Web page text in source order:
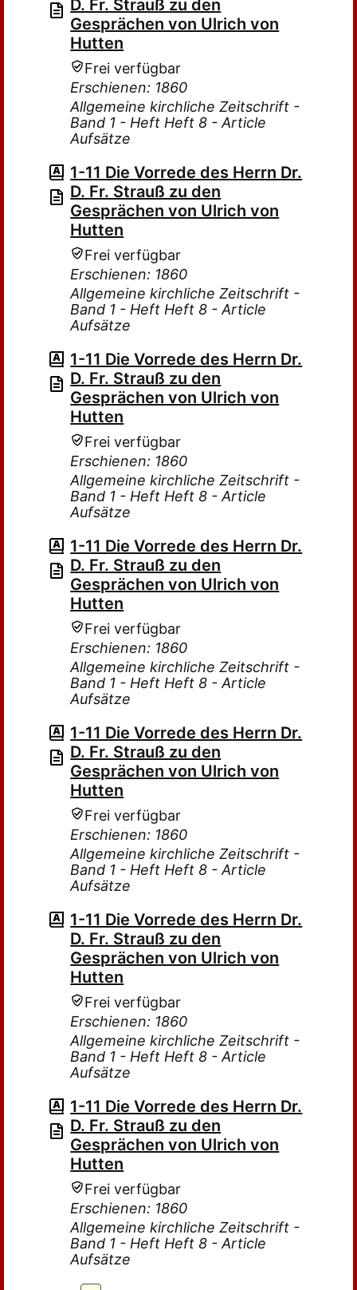
D. Fr. Strauß zu den
Gesprächen von Ulrich von
Hutten
Frei verfügbar
Erschienen: 1860
Allgemeine kirchliche Zeitschrift -
Band 1 - Heft Heft 8 - Article
Aufsätze
1-11 Die Vorrede des Herrn Dr.
D. Fr. Strauß zu den
Gesprächen von Ulrich von
Hutten
Frei verfügbar
Erschienen: 1860
Allgemeine kirchliche Zeitschrift -
Band 1 - Heft Heft 8 - Article
Aufsätze
1-11 Die Vorrede des Herrn Dr.
D. Fr. Strauß zu den
Gesprächen von Ulrich von
Hutten
Frei verfügbar
Erschienen: 1860
Allgemeine kirchliche Zeitschrift -
Band 1 - Heft Heft 8 - Article
Aufsätze
1-11 Die Vorrede des Herrn Dr.
D. Fr. Strauß zu den
Gesprächen von Ulrich von
Hutten
Frei verfügbar
Erschienen: 1860
Allgemeine kirchliche Zeitschrift -
Band 1 - Heft Heft 8 - Article
Aufsätze
1-11 Die Vorrede des Herrn Dr.
D. Fr. Strauß zu den
Gesprächen von Ulrich von
Hutten
Frei verfügbar
Erschienen: 1860
Allgemeine kirchliche Zeitschrift -
Band 1 - Heft Heft 8 - Article
Aufsätze
1-11 Die Vorrede des Herrn Dr.
D. Fr. Strauß zu den
Gesprächen von Ulrich von
Hutten
Frei verfügbar
Erschienen: 1860
Allgemeine kirchliche Zeitschrift -
Band 1 - Heft Heft 8 - Article
Aufsätze
1-11 Die Vorrede des Herrn Dr.
D. Fr. Strauß zu den
Gesprächen von Ulrich von
Hutten
Frei verfügbar
Erschienen: 1860
Allgemeine kirchliche Zeitschrift -
Band 1 - Heft Heft 8 - Article
Aufsätze